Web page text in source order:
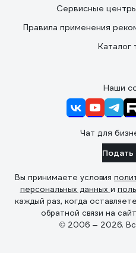
Сервисные
Правила применения
Каталог
Наши
Чат для
Подать
Вы принимаете условия
персональных данных и
каждый раз, когда
обратной связи на
© 2006 — 2026.